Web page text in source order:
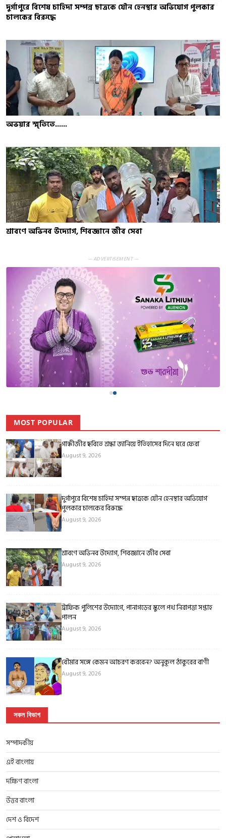
দুর্গাপুরে বিশেষ চাহিদা সম্পন্ন ছাত্রকে যৌন হেনস্থার অভিযোগ পুলকার
চালকের বিরুদ্ধে
অভয়ার স্মৃতিতে......
শ্রাবণে অভিনব উদ্যোগ, শিবজ্ঞানে জীব সেবা
— ADVERTISEMENT —
MOST POPULAR
গান্ধীজীর ছবিতে শ্রদ্ধা জানিয়ে ইতিহাসের দিনে ঘরে ফেরা
August 9, 2026
দুর্গাপুরে বিশেষ চাহিদা সম্পন্ন ছাত্রকে যৌন হেনস্থার অভিযোগ
পুলকার চালকের বিরুদ্ধে
August 9, 2026
শ্রাবণে অভিনব উদ্যোগ, শিবজ্ঞানে জীব সেবা
August 9, 2026
ট্রাফিক পুলিশের উদ্যোগে, পানাগড়ের স্কুলে পথ নিরাপত্তা সপ্তাহ
পালন
August 9, 2026
বৌমার সঙ্গে কেমন আচরণ করবেন? অনুকূল ঠাকুরের বাণী
August 9, 2026
সকল বিভাগ
সম্পাদকীয়
এই বাংলায়
দক্ষিণ বাংলা
উত্তর বাংলা
দেশ ও বিদেশ